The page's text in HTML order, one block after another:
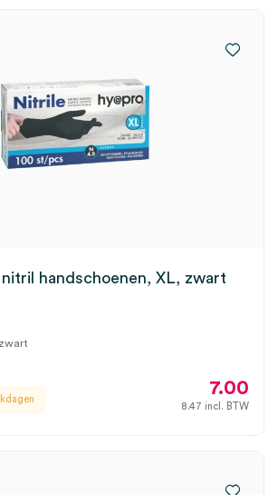
nitril handschoenen, XL, zwart
7.00
8.47 incl. BTW